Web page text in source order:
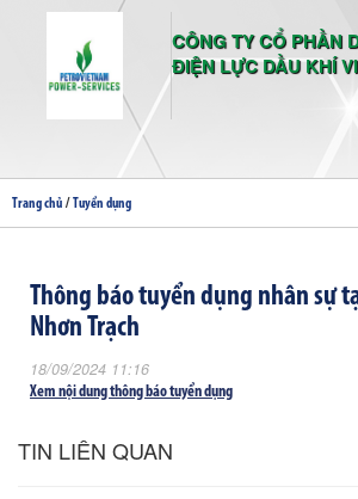
CÔNG TY CỔ PHẦN
ĐIỆN LỰC DẦU KHÍ
Trang chủ / Tuyển dụng
Thông báo tuyển dụng nhân sự
Nhơn Trạch
18/09/2024 11:16
Xem nội dung thông báo tuyển dụng
TIN LIÊN QUAN